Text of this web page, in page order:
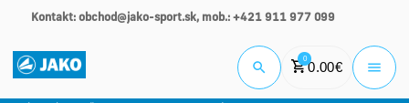
Kontakt: obchod@jako-sport.sk, mob.: +421 911 977 099
0
0.00€